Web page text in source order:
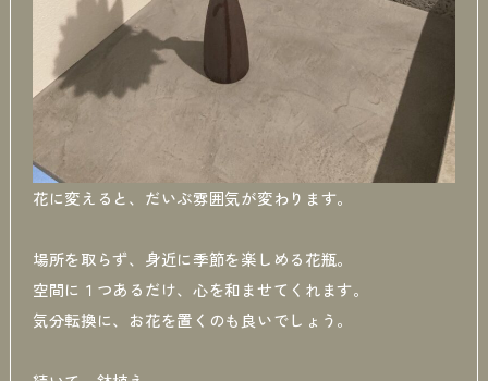
花に変えると、だいぶ雰囲気が変わります。
場所を取らず、身近に季節を楽しめる花瓶。
空間に１つあるだけ、心を和ませてくれます。
気分転換に、お花を置くのも良いでしょう。